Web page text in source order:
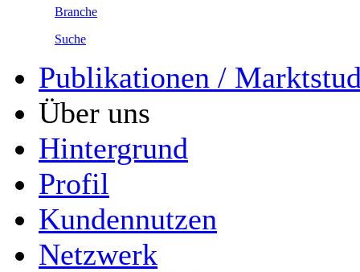
Branche
Suche
Publikationen /
Über uns
Hintergrund
Profil
Kundennutzen
Netzwerk